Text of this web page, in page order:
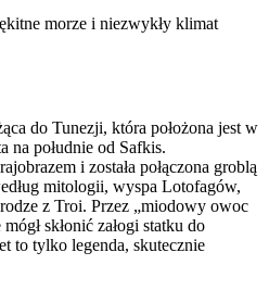
morze i niezwykły klimat
do Tunezji, która położona jest w
na południe od Safkis.
i została połączona groblą
mitologii, wyspa Lotofagów,
z Troi. Przez „miodowy owoc
skłonić załogi statku do
to tylko legenda, skutecznie